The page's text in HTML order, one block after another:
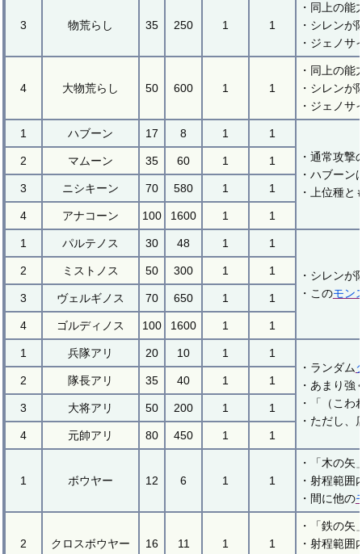
3 物荒らし 35 250 1 1
・同上の能
・シレン
・ジェノ
4 大物荒らし 50 600 1 1
・同上の能
・シレン
・ジェノ
1 ハブーン 17 8 1
1
・通常攻撃
・ハブー
・上位種と
2 マムーン 35 60 1 1
3 ニシキーン 70 580 1 1
4 アナコーン 100 1600 1 1
1 パルテノス 30 48 1 1
・シレン
・このモン
2 ミストノス 50 300 1 1
3 ヴェルギノス 70 650 1 1
4 ゴルディノス 100 1600 1 1
1 兵隊アリ 20 10 1
1
・ランダム
・あまり
・「（こ
・ただし
2 隊長アリ 35 40 1 1
3 大将アリ 50 200 1 1
4 元帥アリ 80 450 1 1
1 ボウヤー 12 6 1 1
・「木の矢
・射程範
・間に他の
2 クロスボウヤー 16 11 1 1
・「鉄の矢
・射程範